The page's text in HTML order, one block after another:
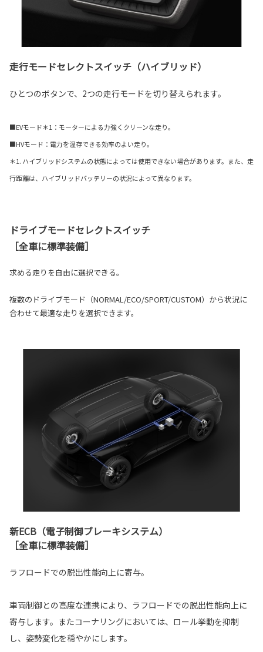
走行モードセレクトスイッチ（ハイブリッド）
ひとつのボタンで、2つの走行モードを切り替えられます。
■EVモード＊1：モーターによる力強くクリーンな走り。
■HVモード：電力を温存できる効率のよい走り。
＊1. ハイブリッドシステムの状態によっては使用できない場合があります。また、走
行距離は、ハイブリッドバッテリーの状況によって異なります。
ドライブモードセレクトスイッチ
［全車に標準装備］
求める走りを自由に選択できる。
複数のドライブモード（NORMAL/ECO/SPORT/CUSTOM）から状況に
合わせて最適な走りを選択できます。
新ECB（電子制御ブレーキシステム）
［全車に標準装備］
ラフロードでの脱出性能向上に寄与。
車両制御との高度な連携により、ラフロードでの脱出性能向上に
寄与します。またコーナリングにおいては、ロール挙動を抑制
し、姿勢変化を穏やかにします。